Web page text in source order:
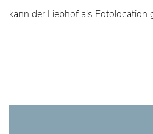
kann der Liebhof als Fotolocation